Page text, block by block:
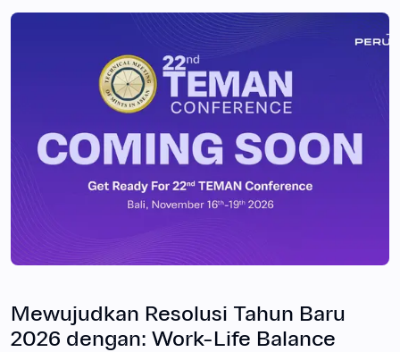
Mewujudkan Resolusi Tahun Baru
2026 dengan: Work-Life Balance